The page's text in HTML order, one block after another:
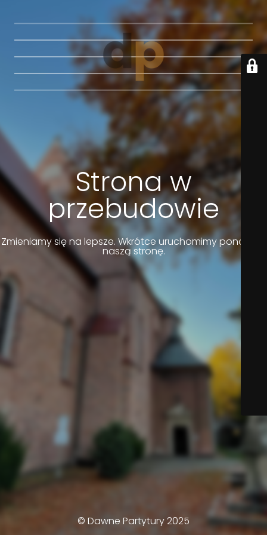
Strona w
przebudowie
Zmieniamy się na lepsze. Wkrótce uruchomimy ponownie
naszą stronę.
© Dawne Partytury 2025